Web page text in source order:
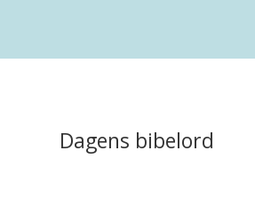
Dagens bibelord